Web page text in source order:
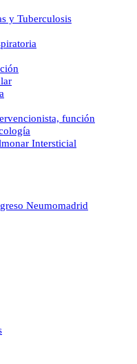
y Tuberculosis
función
Intersticial
Neumomadrid